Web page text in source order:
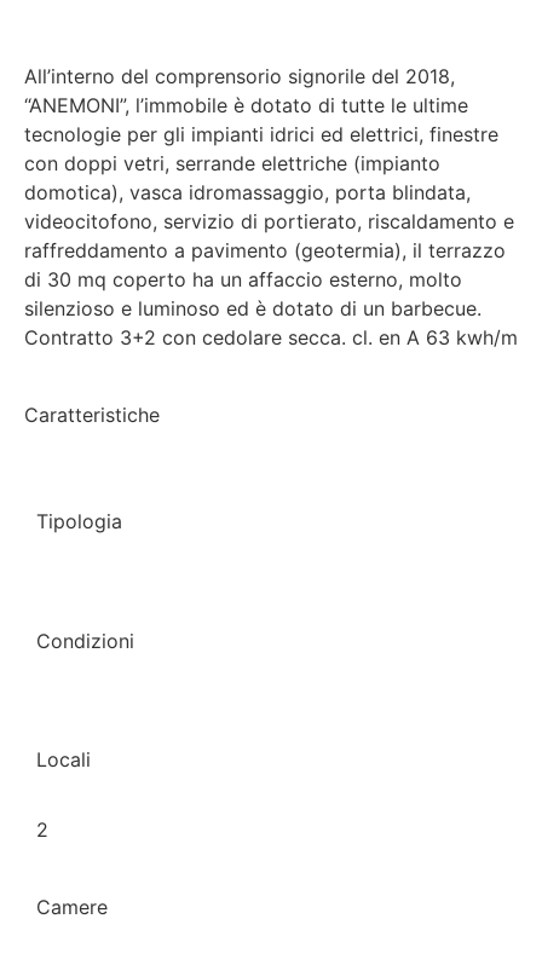
All’interno del comprensorio signorile del 2018,
“ANEMONI”, l’immobile è dotato di tutte le ultime
tecnologie per gli impianti idrici ed elettrici, finestre
con doppi vetri, serrande elettriche (impianto
domotica), vasca idromassaggio, porta blindata,
videocitofono, servizio di portierato, riscaldamento e
raffreddamento a pavimento (geotermia), il terrazzo
di 30 mq coperto ha un affaccio esterno, molto
silenzioso e luminoso ed è dotato di un barbecue.
Contratto 3+2 con cedolare secca. cl. en A 63 kwh/m
Caratteristiche
Tipologia
Condizioni
Locali
2
Camere